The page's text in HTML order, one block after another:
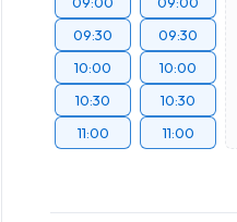
09:30
10:00
10:30
11:00
09:30
10:00
10:30
11:00